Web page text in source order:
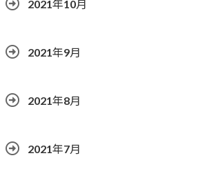
2021年10月
2021年9月
2021年8月
2021年7月